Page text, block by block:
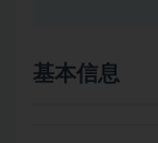
基本信息